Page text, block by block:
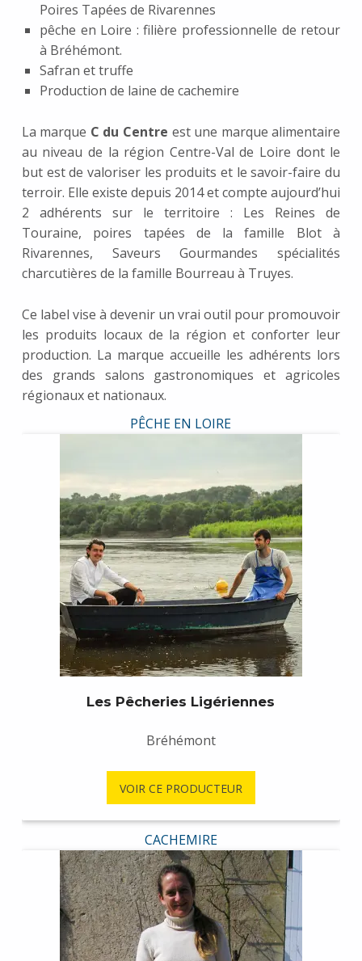
Poires Tapées de Rivarennes
pêche en Loire : filière professionnelle de retour
à Bréhémont.
Safran et truffe
Production de laine de cachemire
La marque C du Centre est une marque alimentaire
au niveau de la région Centre-Val de Loire dont le
but est de valoriser les produits et le savoir-faire du
terroir. Elle existe depuis 2014 et compte aujourd’hui
2 adhérents sur le territoire : Les Reines de
Touraine, poires tapées de la famille Blot à
Rivarennes, Saveurs Gourmandes spécialités
charcutières de la famille Bourreau à Truyes.
Ce label vise à devenir un vrai outil pour promouvoir
les produits locaux de la région et conforter leur
production. La marque accueille les adhérents lors
des grands salons gastronomiques et agricoles
régionaux et nationaux.
PÊCHE EN LOIRE
Les Pêcheries Ligériennes
Bréhémont
VOIR CE PRODUCTEUR
CACHEMIRE